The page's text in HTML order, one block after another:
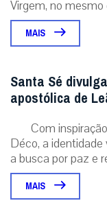
Virgem, no mesmo
MAIS
Santa Sé
apostólica de
Com
Déco, a
a busca por paz e
MAIS